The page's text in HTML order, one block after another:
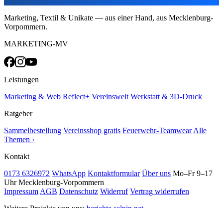
Marketing, Textil & Unikate — aus einer Hand, aus Mecklenburg-
Vorpommern.
MARKETING-MV
Leistungen
Marketing & Web Reflect+ Vereinswelt Werkstatt & 3D-Druck
Ratgeber
Sammelbestellung Vereinsshop gratis Feuerwehr-Teamwear Alle
Themen ›
Kontakt
0173 6326972 WhatsApp Kontaktformular Über uns Mo–Fr 9–17
Uhr Mecklenburg-Vorpommern
Impressum AGB Datenschutz Widerruf Vertrag widerrufen